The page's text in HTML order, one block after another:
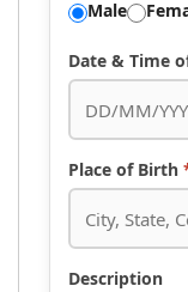
Male
Date & Time
Place of Birth
Description